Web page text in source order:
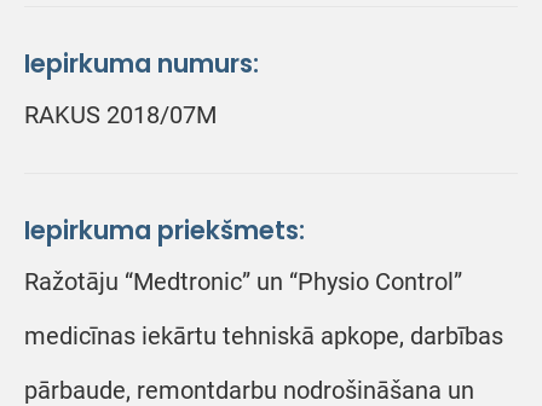
Iepirkuma numurs:
RAKUS 2018/07M
Iepirkuma priekšmets:
Ražotāju “Medtronic” un “Physio Control”
medicīnas iekārtu tehniskā apkope, darbības
pārbaude, remontdarbu nodrošināšana un